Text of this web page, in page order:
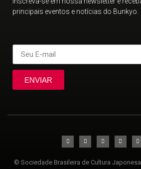
principais eventos e notícias do Bunkyo.
ENVIAR
© Sociedade Brasileira de Cultura